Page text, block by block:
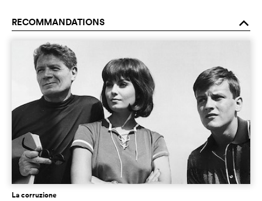
RECOMMANDATIONS o
La corruzione